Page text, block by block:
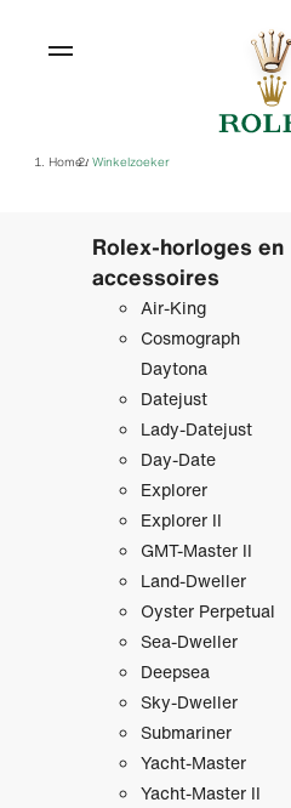
Home/ Winkelzoeker
Rolex-horloges en
accessoires
Air-King
Cosmograph
Daytona
Datejust
Lady-Datejust
Day-Date
Explorer
Explorer II
GMT-Master II
Land-Dweller
Oyster Perpetual
Sea-Dweller
Deepsea
Sky-Dweller
Submariner
Yacht-Master
Yacht-Master II